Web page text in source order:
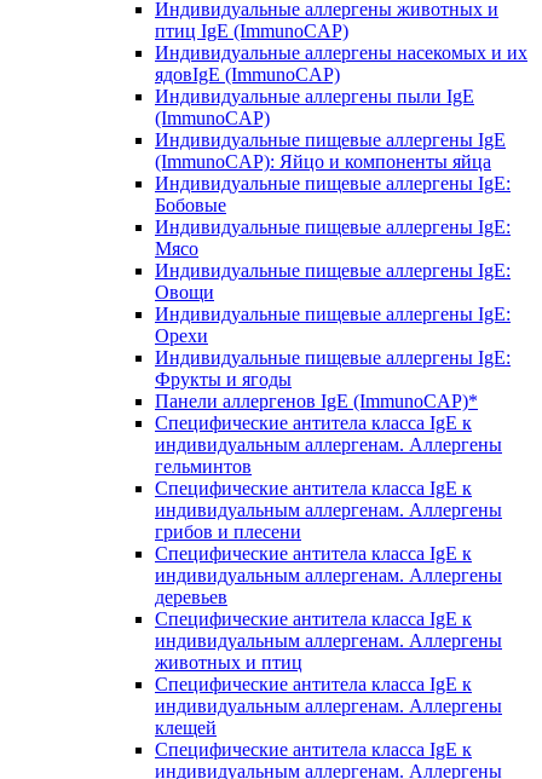
Индивидуальные аллергены животных и
птиц IgE (ImmunoCAP)
Индивидуальные аллергены насекомых и их
ядовIgE (ImmunoCAP)
Индивидуальные аллергены пыли IgE
(ImmunoCAP)
Индивидуальные пищевые аллергены IgE
(ImmunoCAP): Яйцо и компоненты яйца
Индивидуальные пищевые аллергены IgE:
Бобовые
Индивидуальные пищевые аллергены IgE:
Мясо
Индивидуальные пищевые аллергены IgE:
Овощи
Индивидуальные пищевые аллергены IgE:
Орехи
Индивидуальные пищевые аллергены IgE:
Фрукты и ягоды
Панели аллергенов IgE (ImmunoCAP)*
Специфические антитела класса IgE к
индивидуальным аллергенам. Аллергены
гельминтов
Специфические антитела класса IgE к
индивидуальным аллергенам. Аллергены
грибов и плесени
Специфические антитела класса IgE к
индивидуальным аллергенам. Аллергены
деревьев
Специфические антитела класса IgE к
индивидуальным аллергенам. Аллергены
животных и птиц
Специфические антитела класса IgE к
индивидуальным аллергенам. Аллергены
клещей
Специфические антитела класса IgE к
индивидуальным аллергенам. Аллергены